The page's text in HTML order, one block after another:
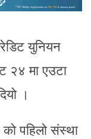
युनियन
२४ मा एउटा
।
पहिलो संस्था